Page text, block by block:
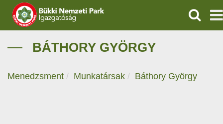
IGAZGATÓSÁG
BÁTHORY GYÖRGY
Menedzsment Munkatársak Báthory György